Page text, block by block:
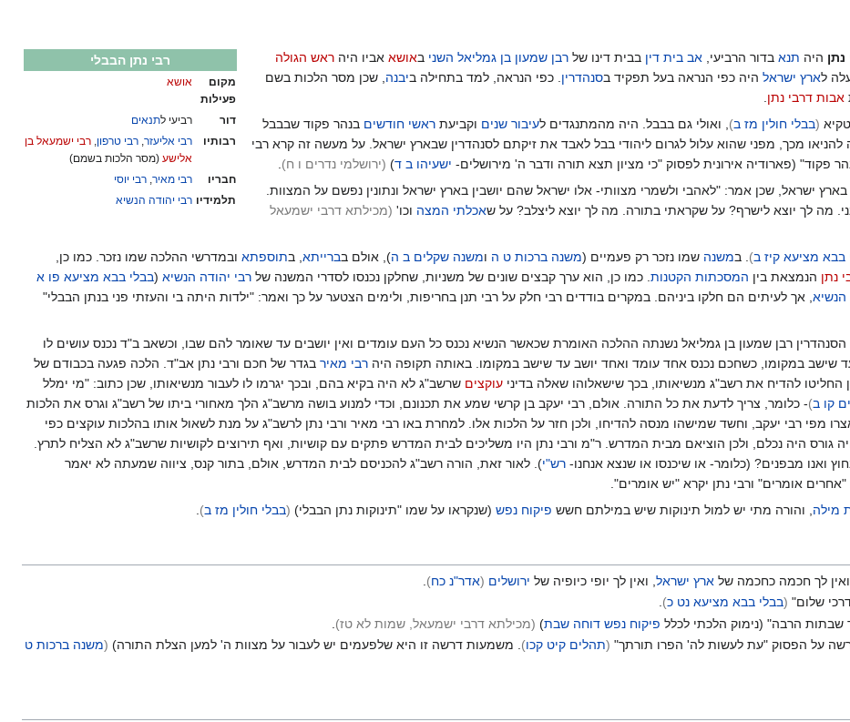
רבי נתן הבבלי
מקום
פעילות
אושא
דור רביעי לתנאים
רבותיו
רבי אליעזר, רבי טרפון, רבי ישמעאל בן
אלישע (מסר הלכות בשמם)
חבריו
רבי מאיר, רבי יוסי
תלמידיו רבי יהודה הנשיא
נתן היה תנא בדור הרביעי, אב בית דין בבית דינו של רבן שמעון בן גמליאל השני באושא אביו היה ראש הגולה
לארץ ישראל היה כפי הנראה בעל תפקיד בסנהדרין. כפי הנראה, למד בתחילה ביבנה, שכן מסר הלכות בשם
אבות דרבי נתן.
(בבלי חולין מז ב), ואולי גם בבבל. היה מהמתנגדים לעיבור שנים וקביעת ראשי חודשים בנהר פקוד שבבבל
להניאו מכך, מפני שהוא עלול לגרום ליהודי בבל לאבד את זיקתם לסנהדרין שבארץ ישראל. על מעשה זה קרא רבי
פקוד" (פארודיה אירונית לפסוק "כי מציון תצא תורה ודבר ה' מירושלים- ישעיהו ב ד) (ירושלמי נדרים ו ח)
.
ישראל, שכן אמר: "לאהבי ולשמרי מצוותי- אלו ישראל שהם יושבין בארץ ישראל ונתונין נפשם על המצוות.
מה לך יוצא לישרף? על שקראתי בתורה. מה לך יוצא ליצלב? על שאכלתי המצה וכו' (מכילתא דרבי ישמעאל
בבא מציעא קיז ב). במשנה שמו נזכר רק פעמיים (משנה ברכות ט ה ומשנה שקלים ב ה), אולם בברייתא, בתוספתא ובמדרשי ההלכה שמו נזכר. כמו כן,
נתן הנמצאת בין המסכתות הקטנות. כמו כן, הוא ערך קבצים שונים של משניות, שחלקן נכנסו לסדרי המשנה של רבי יהודה הנשיא (בבלי בבא מציעא פו א
הנשיא, אך לעיתים הם חלקו ביניהם. במקרים בודדים רבי חלק על רבי תנן בחריפות, ולימים הצטער על כך ואמר: "ילדות היתה בי והעזתי פני בנתן הבבלי"
הסנהדרין רבן שמעון בן גמליאל נשנתה ההלכה האומרת שכאשר הנשיא נכנס כל העם עומדים ואין יושבים עד שאומר להם שבו, וכשאב ב"ד נכנס עושים לו
שישב במקומו, כשחכם נכנס אחד עומד ואחד יושב עד שישב במקומו. באותה תקופה היה רבי מאיר בגדר של חכם ורבי נתן אב"ד. הלכה פגעה בכבודם של
החליטו להדיח את רשב"ג מנשיאותו, בכך שישאלוהו שאלה בדיני עוקצים שרשב"ג לא היה בקיא בהם, ובכך יגרמו לו לעבור מנשיאותו, שכן כתוב: "מי ימלל
קו ב)- כלומר, צריך לדעת את כל התורה. אולם, רבי יעקב בן קרשי שמע את תכנונם, וכדי למנוע בושה מרשב"ג הלך מאחורי ביתו של רשב"ג וגרס את הלכות
מפי רבי יעקב, וחשד שמישהו מנסה להדיחו, ולכן חזר על הלכות אלו. למחרת באו רבי מאיר ורבי נתן לרשב"ג על מנת לשאול אותו בהלכות עוקצים כפי
גורס היה נכלם, ולכן הוציאם מבית המדרש. ר"מ ורבי נתן היו משליכים לבית המדרש פתקים עם קושיות, ואף תירוצים לקושיות שרשב"ג לא הצליח לתרץ.
ואנו מבפנים? (כלומר- או שיכנסו או שנצא אנחנו- רש"י). לאור זאת, הורה רשב"ג להכניסם לבית המדרש, אולם, בתור קנס, ציווה שמעתה לא יאמר
אומרים" ורבי נתן יקרא "יש אומרים".
מילה, והורה מתי יש למול תינוקות שיש במילתם חשש פיקוח נפש (שנקראו על שמו "תינוקות נתן הבבלי) (בבלי חולין מז ב)
.
לך חכמה כחכמה שלארץ ישראל , ואין לך יופי כיופיה של ירושלים (אדר"נ כח)
שלום" (בבלי בבא מציעא נט כ)
הרבה" (נימוק הלכתי לכלל פיקוח נפש דוחה שבת) (מכילתא דרבי ישמעאל, שמות לא טז)
על הפסוק "עת לעשות לה' הפרו תורתך" (תהלים קיט קכו) . משמעות דרשה זו היא שלפעמים יש לעבור על מצוות ה' למען הצלת התורה) (משנה ברכות ט